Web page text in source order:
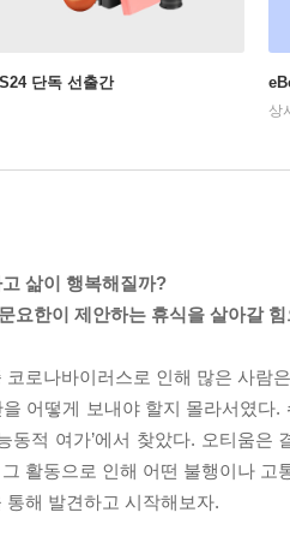
단독 선출간
상
고 삶이 행복해질까?
요한이 제안하는 휴식을 살아갈
코로나바이러스로 인해 많은 사람
어떻게 보내야 할지 몰라서였다
동적 여가’에서 찾았다. 오티움
활동으로 인해 어떤 불행이나
통해 발견하고 시작해보자.